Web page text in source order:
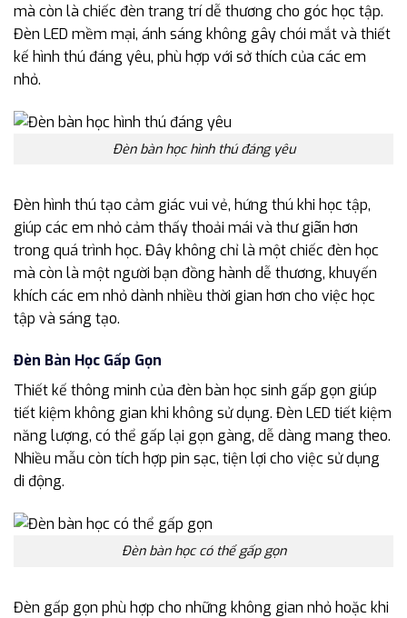
mà còn là chiếc đèn trang trí dễ thương cho góc học tập.
Đèn LED mềm mại, ánh sáng không gây chói mắt và thiết
kế hình thú đáng yêu, phù hợp với sở thích của các em
nhỏ.
Đèn bàn học hình thú đáng yêu
Đèn hình thú tạo cảm giác vui vẻ, hứng thú khi học tập,
giúp các em nhỏ cảm thấy thoải mái và thư giãn hơn
trong quá trình học. Đây không chỉ là một chiếc đèn học
mà còn là một người bạn đồng hành dễ thương, khuyến
khích các em nhỏ dành nhiều thời gian hơn cho việc học
tập và sáng tạo.
Đèn Bàn Học Gấp Gọn
Thiết kế thông minh của đèn bàn học sinh gấp gọn giúp
tiết kiệm không gian khi không sử dụng. Đèn LED tiết kiệm
năng lượng, có thể gấp lại gọn gàng, dễ dàng mang theo.
Nhiều mẫu còn tích hợp pin sạc, tiện lợi cho việc sử dụng
di động.
Đèn bàn học có thể gấp gọn
Đèn gấp gọn phù hợp cho những không gian nhỏ hoặc khi